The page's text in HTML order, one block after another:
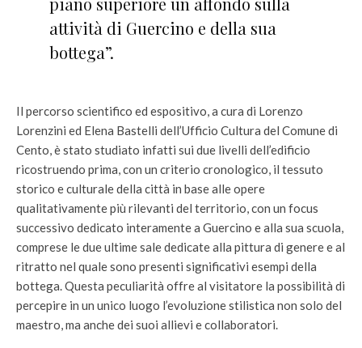
attività di Guercino e della sua
bottega”.
Il percorso scientifico ed espositivo, a cura di Lorenzo
Lorenzini ed Elena Bastelli dell’Ufficio Cultura del Comune di
Cento, è stato studiato infatti sui due livelli dell’edificio
ricostruendo prima, con un criterio cronologico, il tessuto
storico e culturale della città in base alle opere
qualitativamente più rilevanti del territorio, con un focus
successivo dedicato interamente a Guercino e alla sua scuola,
comprese le due ultime sale dedicate alla pittura di genere e al
ritratto nel quale sono presenti significativi esempi della
bottega. Questa peculiarità offre al visitatore la possibilità di
percepire in un unico luogo l’evoluzione stilistica non solo del
maestro, ma anche dei suoi allievi e collaboratori.